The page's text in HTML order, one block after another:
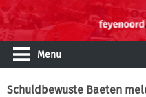
Menu
Schuldbewuste Baeten